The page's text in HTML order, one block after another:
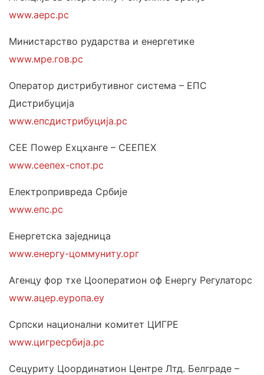
www.аерс.рс
Министарство рударства и енергетике
www.мре.гов.рс
Оператор дистрибутивног система – ЕПС
Дистрибуција
www.епсдистрибуција.рс
СЕЕ Поwер Еxцханге – СЕЕПЕX
www.сеепеx-спот.рс
Електропривреда Србије
www.епс.рс
Енергетска заједница
www.енергy-цоммунитy.орг
Агенцy фор тхе Цооператион оф Енергy Регулаторс
www.ацер.еуропа.еу
Српски национални комитет ЦИГРЕ
www.цигресрбија.рс
Сецуритy Цоординатион Центре Лтд. Белграде –